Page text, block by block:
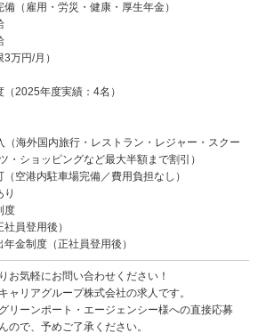
（雇用・労災・健康・厚生年金）
万円/月）
2025年度実績：4名）
（海外国内旅行・レストラン・レジャー・スクー
・ショッピングなど最大半額まで割引）
空港内駐車場完備／費用負担なし）
り
度
員登用後）
金制度（正社員登用後）
お気軽にお問い合わせください！
ャリアグループ株式会社の求人です。
リーンポート・エージェンシー様への直接応募
ので、予めご了承ください。